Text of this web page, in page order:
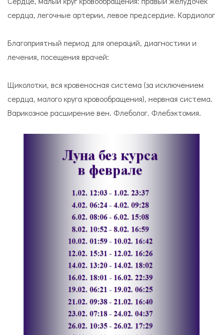
сердца, легочные артерии, левое предсердие. Кардиолог
Благоприятный период для операций, диагностики и
лечения, посещения врачей:
Щиколотки, вся кровеносная система (за исключением
сердца, малого круга кровообращения), нервная система.
Варикозное расширение вен. Флеболог. Флебэктомия.